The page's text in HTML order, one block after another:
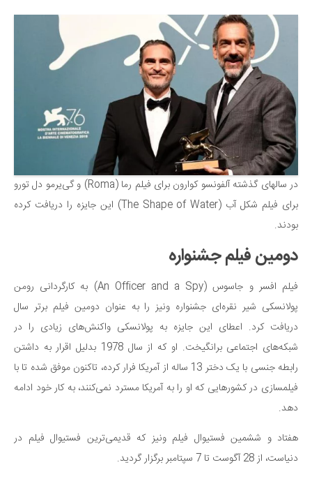
دانستنی‌ها
بازی
طنز
فال
مسابقه
اخبار
در سالهای گذشته آلفونسو کوارون برای فیلم رما (Roma) و گی‌یرمو دل تورو
برای فیلم شکل آب (The Shape of Water) این جایزه را دریافت کرده
بودند.
دومین فیلم جشنواره
فیلم افسر و جاسوس (An Officer and a Spy) به کارگردانی رومن
پولانسکی شیر نقره‌ای جشنواره ونیز را به عنوان دومین فیلم برتر سال
دریافت کرد. اعطای این جایزه به پولانسکی واکنش‌های زیادی را در
شبکه‌های اجتماعی برانگیخت. او که از سال 1978 بدلیل اقرار به داشتن
رابطه جنسی با یک دختر 13 ساله از آمریکا فرار کرده، تاکنون موفق شده تا با
فیلمسازی در کشورهایی که او را به آمریکا مسترد نمی‌کنند، به کار خود ادامه
دهد.
هفتاد و ششمین فستیوال فیلم ونیز که قدیمی‌ترین فستیوال فیلم در
دنیاست، از 28 آگوست تا 7 سپتامبر برگزار گردید.